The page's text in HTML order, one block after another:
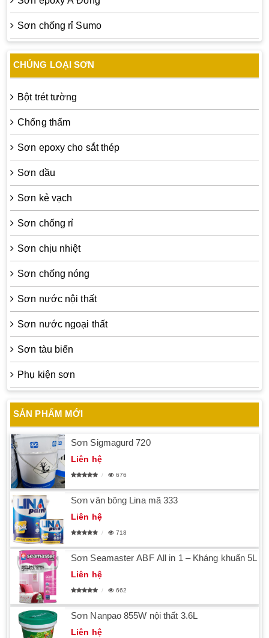
Sơn chống rỉ Sumo
CHỦNG LOẠI SƠN
Bột trét tường
Chống thấm
Sơn epoxy cho sắt thép
Sơn dầu
Sơn kẻ vạch
Sơn chống rỉ
Sơn chịu nhiệt
Sơn chống nóng
Sơn nước nội thất
Sơn nước ngoại thất
Sơn tàu biển
Phụ kiện sơn
SẢN PHẨM MỚI
Sơn Sigmagurd 720
Liên hệ
676
Sơn vân bông Lina mã 333
Liên hệ
718
Sơn Seamaster ABF All in 1 – Kháng khuẩn 5L
Liên hệ
662
Sơn Nanpao 855W nội thất 3.6L
Liên hệ